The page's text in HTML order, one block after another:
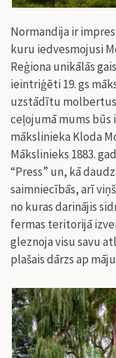
Normandija ir
kuru iedvesmojusi
Reģiona unikālās
ieintriģēti 19. gs
uzstādītu molbertus
ceļojumā mums būs
mākslinieka Kloda
Mākslinieks 1883.
“Press” un, kā
saimniecībās, arī
no kuras darinājis
fermas teritorijā
gleznoja visu savu
plašais dārzs ap